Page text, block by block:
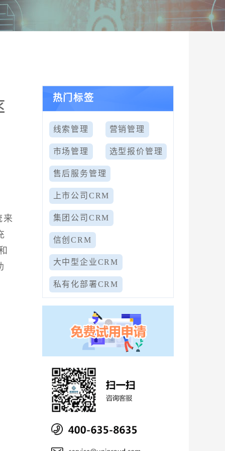
来
热门标签
线索管理 营销管理
市场管理 选型报价管理
售后服务管理
上市公司CRM
集团公司CRM
信创CRM
大中型企业CRM
私有化部署CRM